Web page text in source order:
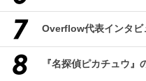
Overflow代表インタビ
『名探偵ピカチュウ』